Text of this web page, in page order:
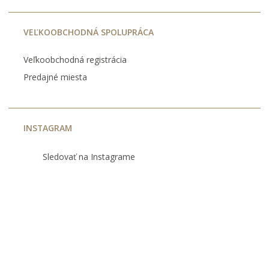
VEĽKOOBCHODNÁ SPOLUPRÁCA
Veľkoobchodná registrácia
Predajné miesta
INSTAGRAM
Sledovať na Instagrame